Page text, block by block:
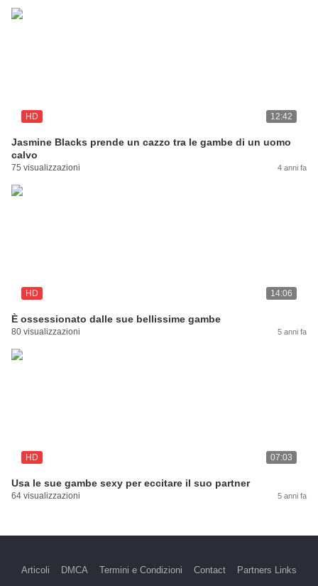
HD 12:42
Jasmine Blacks prende un cazzo tra le gambe di un uomo
calvo
75 visualizzazioni 4 anni fa
HD 14:06
È ossessionato dalle sue bellissime gambe
80 visualizzazioni 5 anni fa
HD 07:03
Usa le sue gambe sexy per eccitare il suo partner
64 visualizzazioni 5 anni fa
Articoli DMCA Termini e Condizioni Contact Partners Links